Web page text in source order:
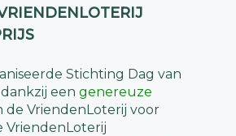
Stichting Dag van
eengenereuze
de VriendenLoterij voor
VriendenLoterij